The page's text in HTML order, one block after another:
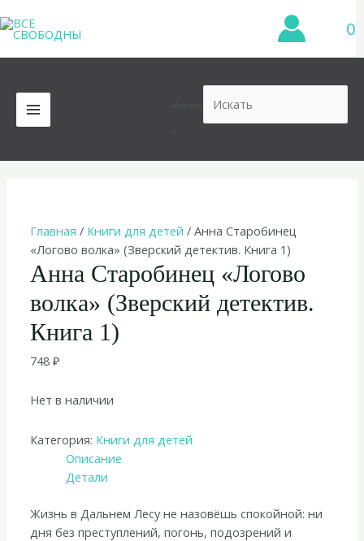
к
содержимому
0
MAIN
MENU
Главная / Книги для детей / Анна Старобинец
«Логово волка» (Зверский детектив. Книга 1)
Анна Старобинец «Логово
волка» (Зверский детектив.
Книга 1)
748₽
Нет в наличии
Категория: Книги для детей
Описание
Детали
Жизнь в Дальнем Лесу не назовёшь спокойной: ни
дня без преступлений, погонь, подозрений и